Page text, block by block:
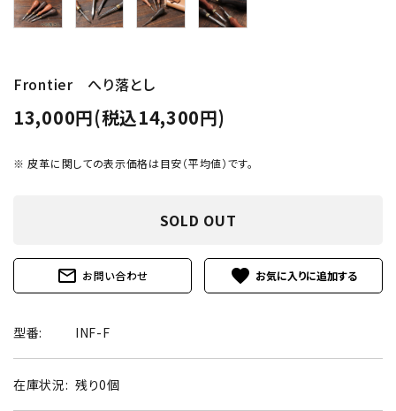
Frontier へり落とし
13,000円(税込14,300円)
※ 皮革に関しての表示価格は目安（平均値）です。
SOLD OUT
mail_outline お問い合わせ favorite
型番: INF-F
在庫状況: 残り0個